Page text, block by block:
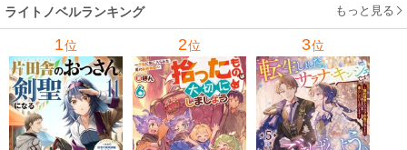
ン･ウィール/ 津寺
里可子
サラ･ウッド/流
水凛子
ライトノベルランキング もっと見る
1位 2位 3位